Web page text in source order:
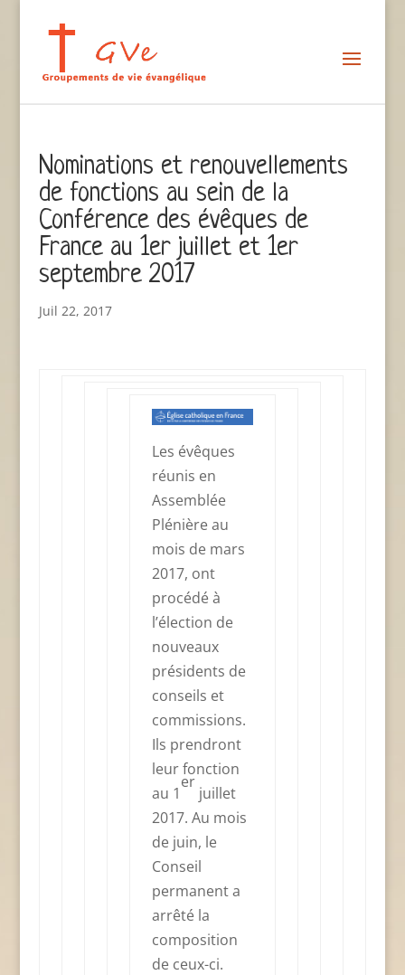
Nominations et renouvellements
de fonctions au sein de la
Conférence des évêques de
France au 1er juillet et 1er
septembre 2017
Juil 22, 2017
Les évêques
réunis en
Assemblée
Plénière au
mois de mars
2017, ont
procédé à
l’élection de
nouveaux
présidents de
conseils et
commissions.
Ils prendront
leur fonction
au 1
er
juillet
2017. Au mois
de juin, le
Conseil
permanent a
arrêté la
composition
de ceux-ci.